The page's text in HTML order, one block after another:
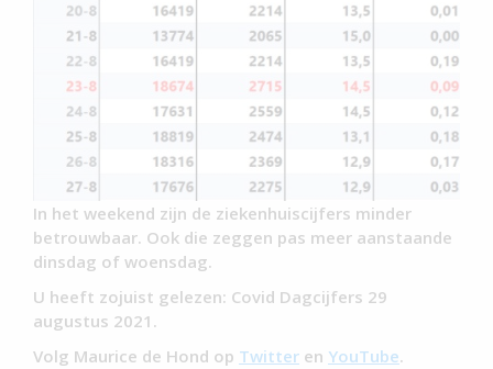
In het weekend zijn de ziekenhuiscijfers minder
betrouwbaar. Ook die zeggen pas meer aanstaande
dinsdag of woensdag.
U heeft zojuist gelezen: Covid Dagcijfers 29
augustus 2021.
Volg Maurice de Hond op Twitter en YouTube.